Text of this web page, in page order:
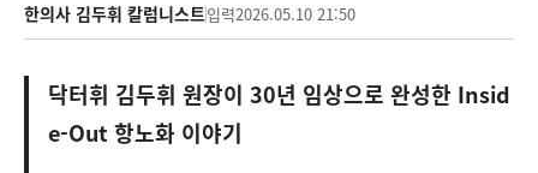
한의사 김두휘 칼럼니스트입력2026.05.10 21:50
닥터휘 김두휘 원장이 30년 임상으로 완성한 Insid
e-Out 항노화 이야기